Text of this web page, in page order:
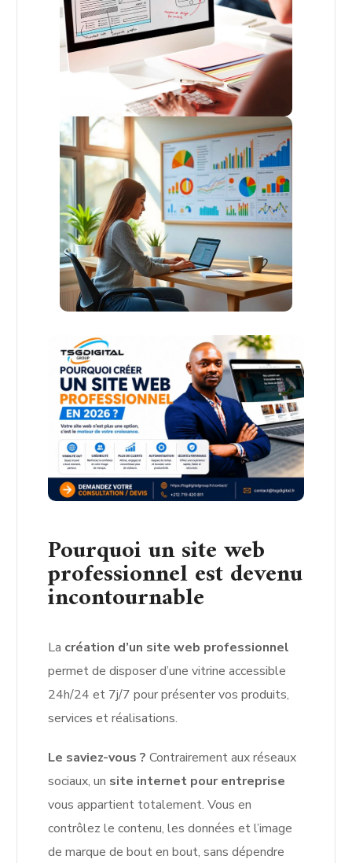
Pourquoi un site web
professionnel est devenu
incontournable
La création d’un site web professionnel
permet de disposer d’une vitrine accessible
24h/24 et 7j/7 pour présenter vos produits,
services et réalisations.
Le saviez-vous ? Contrairement aux réseaux
sociaux, un site internet pour entreprise
vous appartient totalement. Vous en
contrôlez le contenu, les données et l’image
de marque de bout en bout, sans dépendre